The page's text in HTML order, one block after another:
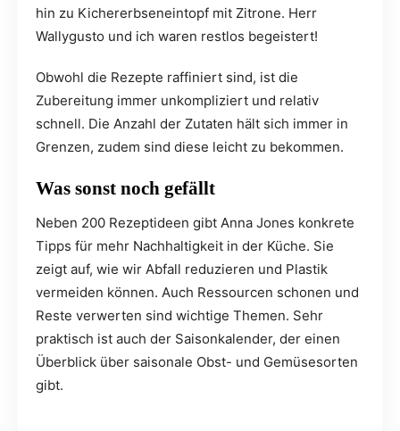
hin zu Kichererbseneintopf mit Zitrone. Herr
Wallygusto und ich waren restlos begeistert!
Obwohl die Rezepte raffiniert sind, ist die
Zubereitung immer unkompliziert und relativ
schnell. Die Anzahl der Zutaten hält sich immer in
Grenzen, zudem sind diese leicht zu bekommen.
Was sonst noch gefällt
Neben 200 Rezeptideen gibt Anna Jones konkrete
Tipps für mehr Nachhaltigkeit in der Küche. Sie
zeigt auf, wie wir Abfall reduzieren und Plastik
vermeiden können. Auch Ressourcen schonen und
Reste verwerten sind wichtige Themen. Sehr
praktisch ist auch der Saisonkalender, der einen
Überblick über saisonale Obst- und Gemüsesorten
gibt.